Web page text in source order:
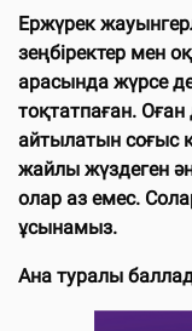
Ержүрек
зеңбіректер мен
арасында жүрсе
тоқтатпаған.
айтылатын соғыс
жайлы жүздеген
олар аз емес.
ұсынамыз.
Ана туралы